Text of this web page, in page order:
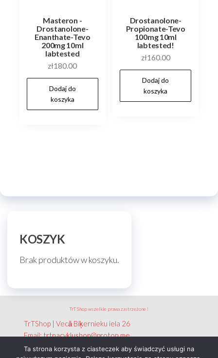
Masteron -
Drostanolone-
Enanthate-Tevo
200mg 10ml
labtested
zł180.00
Dodaj do
koszyka
Drostanolone-
Propionate-Tevo
100mg 10ml
labtested!
zł160.00
Dodaj do
koszyka
KOSZYK
Brak produktów w koszyku.
TrT Shop wszelkie prawa zastrzeżone !
TrTShop | Vecā Biķernieku iela 26
Email:trtnacyklushop@proton.me
NIP: 351 788 2656
Ta strona korzysta z ciasteczek aby świadczyć usługi na